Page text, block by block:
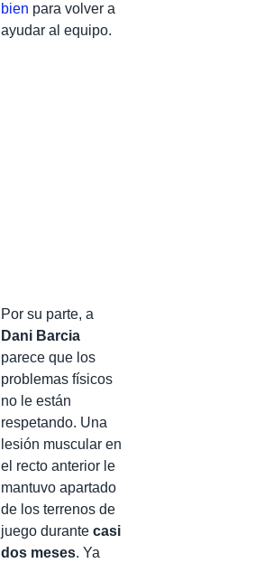
bien para volver a
ayudar al equipo.
Por su parte, a
Dani Barcia
parece que los
problemas físicos
no le están
respetando. Una
lesión muscular en
el recto anterior le
mantuvo apartado
de los terrenos de
juego durante casi
dos meses. Ya